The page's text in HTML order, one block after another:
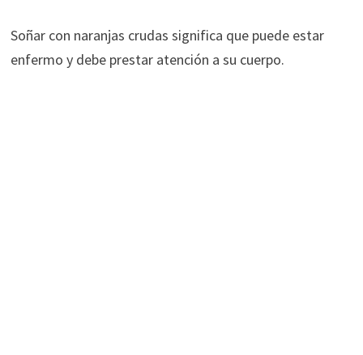
Soñar con naranjas crudas significa que puede estar
enfermo y debe prestar atención a su cuerpo.